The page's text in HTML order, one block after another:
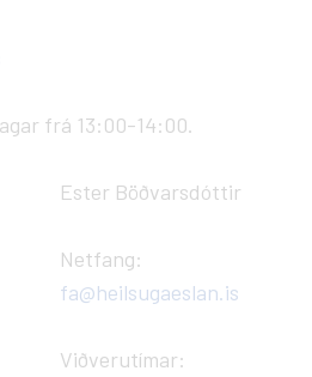
frá 13:00-14:00.
Ester Böðvarsdóttir
Netfang:
fa@heilsugaeslan.is
Viðverutímar: